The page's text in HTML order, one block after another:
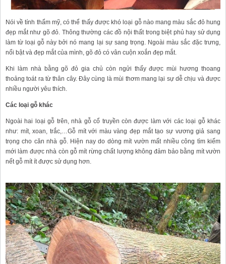
Nói về tính thẩm mỹ, có thể thấy được khó loại gỗ nào mang màu sắc đỏ hung
đẹp mắt như gõ đỏ. Thông thường các đồ nội thất trong biệt phủ hay sử dụng
làm từ loại gỗ này bởi nó mang lại sự sang trọng. Ngoài màu sắc đặc trưng,
nổi bật và đẹp mắt của mình, gõ đỏ có vân cuộn xoắn đẹp mắt.
Khi làm nhà bằng gõ đỏ gia chủ còn ngửi thấy được mùi hương thoang
thoảng toát ra từ thân cây. Đây cùng là mùi thơm mang lại sự dễ chịu và được
nhiều người yêu thích.
Các loại gỗ khác
Ngoài hai loại gỗ trên, nhà gỗ cổ truyền còn được làm với các loại gỗ khác
như: mít, xoan, trắc,…Gỗ mít với màu vàng đẹp mắt tạo sự vương giả sang
trọng cho căn nhà gỗ. Hiện nay do dòng mít vườn mất nhiều công tìm kiếm
mới làm được nhà còn gỗ mít rừng chất lượng không đảm bảo bằng mít vườn
nết gỗ mít ít được sử dụng hơn.